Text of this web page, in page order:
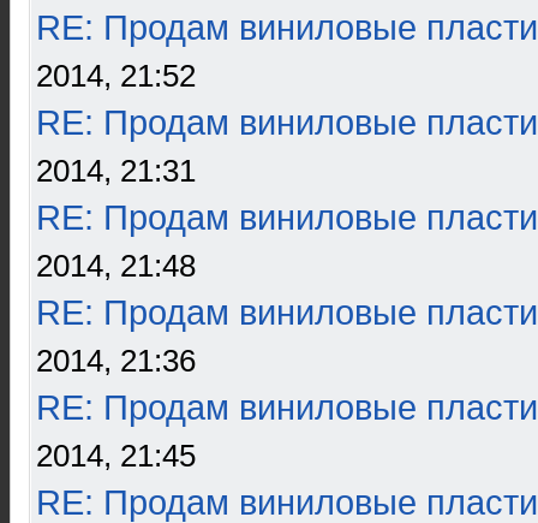
RE: Продам виниловые
2014, 21:52
RE: Продам виниловые
2014, 21:31
RE: Продам виниловые
2014, 21:48
RE: Продам виниловые
2014, 21:36
RE: Продам виниловые
2014, 21:45
RE: Продам виниловые